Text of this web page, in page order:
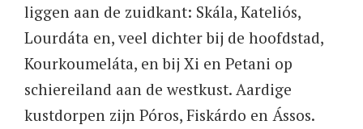
liggen aan de zuidkant: Skála, Kateliós,
Lourdáta en, veel dichter bij de hoofdstad,
Kourkoumeláta, en bij Xi en Petani op
schiereiland aan de westkust. Aardige
kustdorpen zijn Póros, Fiskárdo en Ássos.